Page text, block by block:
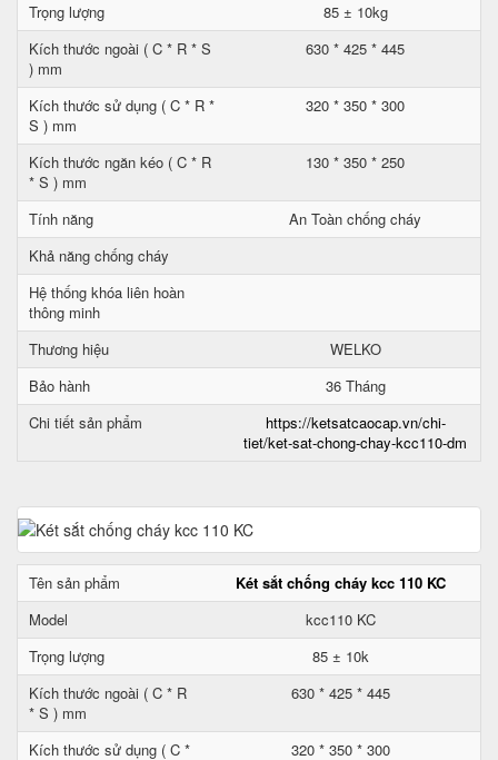
Trọng lượng
85 ± 10kg
Kích thước ngoài ( C * R * S
) mm
630 * 425 * 445
Kích thước sử dụng ( C * R *
S ) mm
320 * 350 * 300
Kích thước ngăn kéo ( C * R
* S ) mm
130 * 350 * 250
Tính năng
An Toàn chống cháy
Khả năng chống cháy
Hệ thống khóa liên hoàn
thông minh
Thương hiệu
WELKO
Bảo hành
36 Tháng
Chi tiết sản phẩm
https://ketsatcaocap.vn/chi-
tiet/ket-sat-chong-chay-kcc110-dm
Tên sản phẩm
Két sắt chống cháy kcc 110 KC
Model
kcc110 KC
Trọng lượng
85 ± 10k
Kích thước ngoài ( C * R
* S ) mm
630 * 425 * 445
Kích thước sử dụng ( C *
320 * 350 * 300